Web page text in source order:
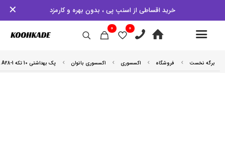
خرید اقساطی از اسنپ پی ، بدون بهره و کارمزد ✕
0
0
برگه نخست فروشگاه اکسسوری اکسسوری بانوان پک بهداشتی 10 تکه WASH CUP ETRAVEL A28-1